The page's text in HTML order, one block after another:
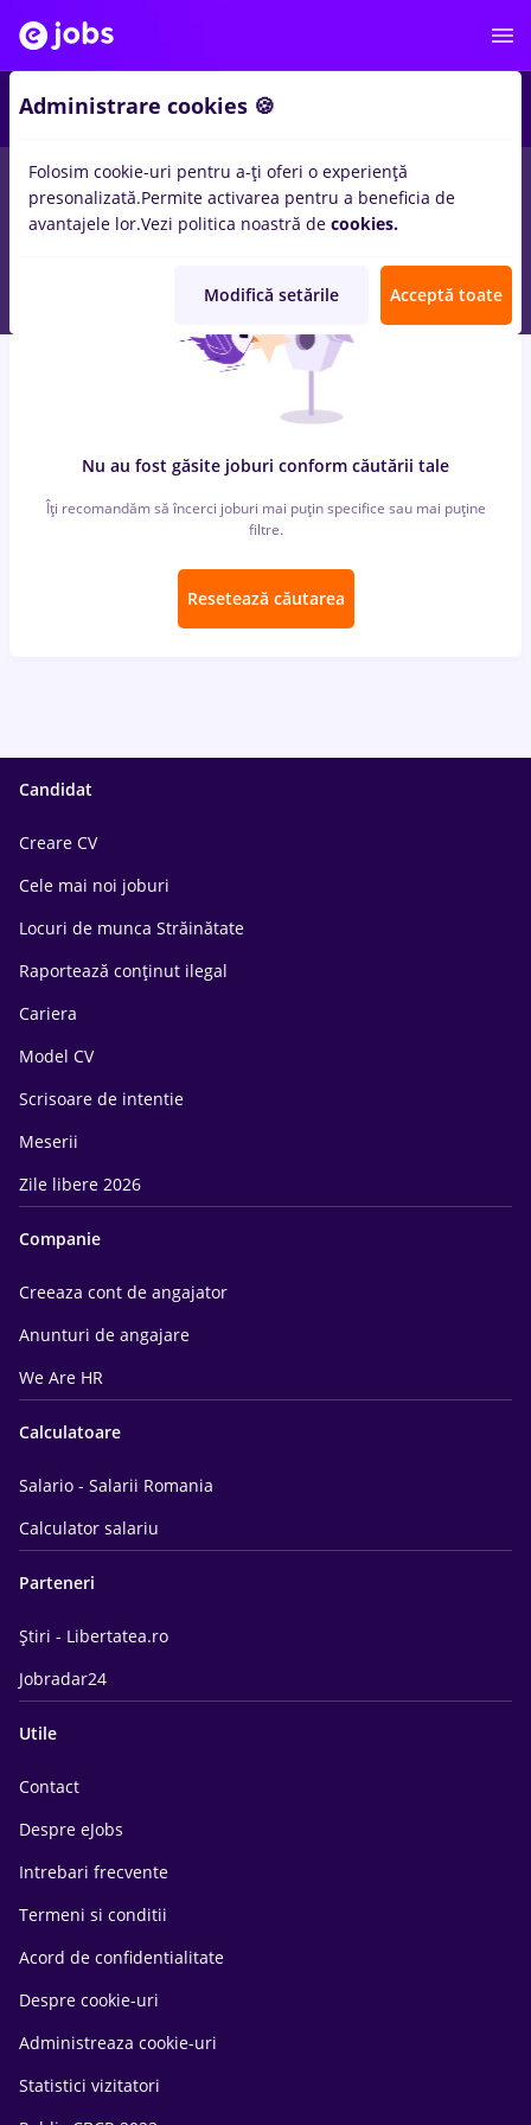
locuri de muncacu salarii takko, Full time inRemote (de
acasa)pentruEntry-Level (< 2 ani)inBanci, IT / Telecom
Nu au fost găsite joburi conform căutării tale
Îți recomandăm să încerci joburi mai puțin specifice sau mai puține
filtre.
Resetează căutarea
Candidat
Creare CV
Cele mai noi joburi
Locuri de munca Străinătate
Raportează conținut ilegal
Cariera
Model CV
Scrisoare de intentie
Meserii
Zile libere 2026
Companie
Creeaza cont de angajator
Anunturi de angajare
We Are HR
Calculatoare
Salario - Salarii Romania
Calculator salariu
Parteneri
Știri - Libertatea.ro
Jobradar24
Utile
Contact
Despre eJobs
Intrebari frecvente
Termeni si conditii
Acord de confidentialitate
Despre cookie-uri
Administreaza cookie-uri
Statistici vizitatori
Administrare cookies 🍪
Folosim cookie-uri pentru a-ți oferi o experiență
presonalizată.Permite activarea pentru a beneficia de
avantajele lor.Vezi politica noastră de cookies.
Modifică setările Acceptă toate